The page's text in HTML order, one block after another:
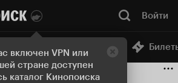
включен VPN или
стране доступен
каталог Кинопоиска
Войти
Онлайн-кинотеатр